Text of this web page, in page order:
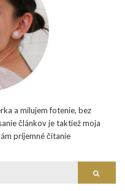
a milujem fotenie, bez
článkov je taktiež moja
príjemné čítanie